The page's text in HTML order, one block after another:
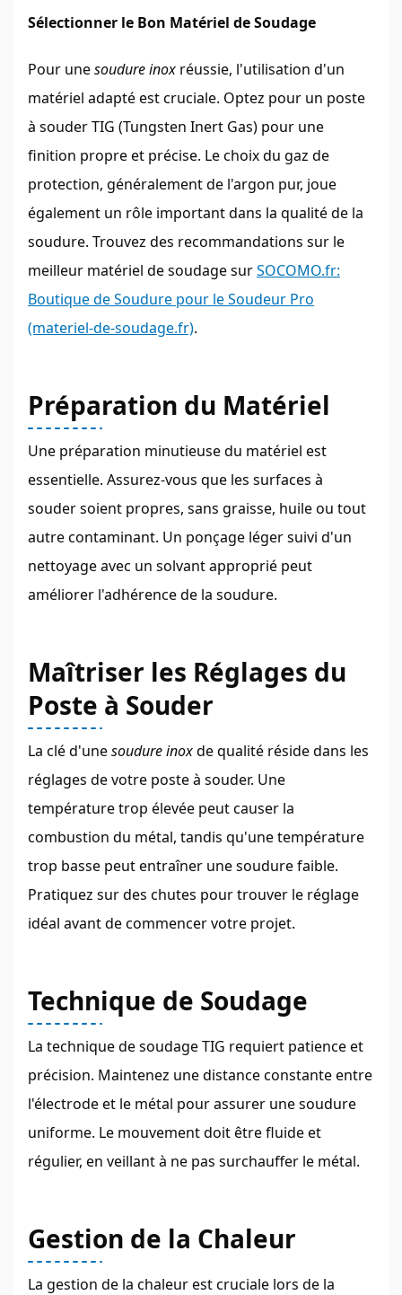
Sélectionner le Bon Matériel de Soudage
Pour unesoudure inox réussie, l'utilisation d'un
matériel adapté est cruciale. Optez pour un poste
à souder TIG (Tungsten Inert Gas) pour une
finition propre et précise. Le choix du gaz de
protection, généralement de l'argon pur, joue
également un rôle important dans la qualité de la
soudure. Trouvez des recommandations sur le
meilleur matériel de soudage surSOCOMO.fr:
Boutique de Soudure pour le Soudeur Pro
(materiel-de-soudage.fr).
Préparation du Matériel
Une préparation minutieuse du matériel est
essentielle. Assurez-vous que les surfaces à
souder soient propres, sans graisse, huile ou tout
autre contaminant. Un ponçage léger suivi d'un
nettoyage avec un solvant approprié peut
améliorer l'adhérence de la soudure.
Maîtriser les Réglages du
Poste à Souder
La clé d'unesoudure inoxde qualité réside dans les
réglages de votre poste à souder. Une
température trop élevée peut causer la
combustion du métal, tandis qu'une température
trop basse peut entraîner une soudure faible.
Pratiquez sur des chutes pour trouver le réglage
idéal avant de commencer votre projet.
Technique de Soudage
La technique de soudage TIG requiert patience et
précision. Maintenez une distance constante entre
l'électrode et le métal pour assurer une soudure
uniforme. Le mouvement doit être fluide et
régulier, en veillant à ne pas surchauffer le métal.
Gestion de la Chaleur
La gestion de la chaleur est cruciale lors de la